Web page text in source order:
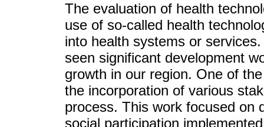
The evaluation of health
use of so-called health
into health systems or
seen significant development
growth in our region. One of
the incorporation of various
process. This work focused on
social participation